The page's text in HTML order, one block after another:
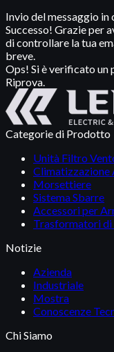
Invio del messaggio
Successo! Grazie per
di controllare la tua
breve.
Ops! Si è verificato un
Riprova.
Categorie di Prodotto
Unità Filtro
Climatizzazione
Morsettiere
Sistema Sbarre
Accessori per
Trasformatori
Notizie
Azienda
Industriale
Mostra
Conoscenze
Chi Siamo